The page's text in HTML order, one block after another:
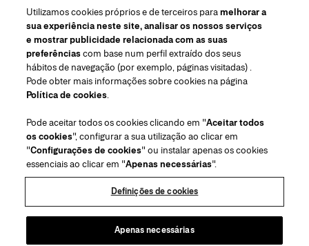
Região/Idioma
Atendimiento ao cliente
Encontrar uma loja
Fale conosco
Envios e devoluções de Beleza
Envios e Devoluções de Moda
Acompanhe seu pedido
Serviço para embalagem para presente
Centro de preferências
Sobre nós
House of Herrera
Carolina Herrera for Women in the Arts
Puig
(abre em uma nova guia)
chcarolinaherrera.com
(abre em uma nova guia)
Termos e Condições
Beauty Termos e Condições de Venda
Moda Termos e Condições de Venda
VTO Data Processing Notice
Utilizamos cookies próprios e de terceiros paramelhorar a
sua experiência neste site, analisar os nossos serviços
e mostrar publicidade relacionada com as suas
preferênciascom base num perfil extraído dos seus
hábitos de navegação (por exemplo, páginas visitadas) .
Pode obter mais informações sobre cookies na página
Política de cookies.
Pode aceitar todos os cookies clicando em "Aceitar todos
os cookies", configurar a sua utilização ao clicar em
"Configurações de cookies" ou instalar apenas os cookies
essenciais ao clicar em "Apenas necessárias".
Definições de cookies
Apenas necessárias